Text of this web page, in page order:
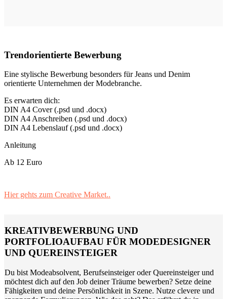
Trendorientierte Bewerbung
Eine stylische Bewerbung besonders für Jeans und Denim
orientierte Unternehmen der Modebranche.
Es erwarten dich:
DIN A4 Cover (.psd und .docx)
DIN A4 Anschreiben (.psd und .docx)
DIN A4 Lebenslauf (.psd und .docx)
Anleitung
Ab 12 Euro
Hier gehts zum Creative Market..
KREATIVBEWERBUNG UND
PORTFOLIOAUFBAU FÜR MODEDESIGNER
UND QUEREINSTEIGER
Du bist Modeabsolvent, Berufseinsteiger oder Quereinsteiger und
möchtest dich auf den Job deiner Träume bewerben? Setze deine
Fähigkeiten und deine Persönlichkeit in Szene. Nutze clevere und